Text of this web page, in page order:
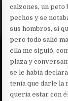
calzones, un peto
pechos y se
sus hombros, sí
pero todo salió
ella me siguió,
plaza y
se le había
tenía que darle la
quería estar con